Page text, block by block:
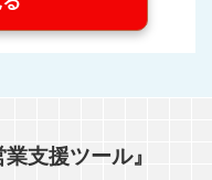
支援ツール』